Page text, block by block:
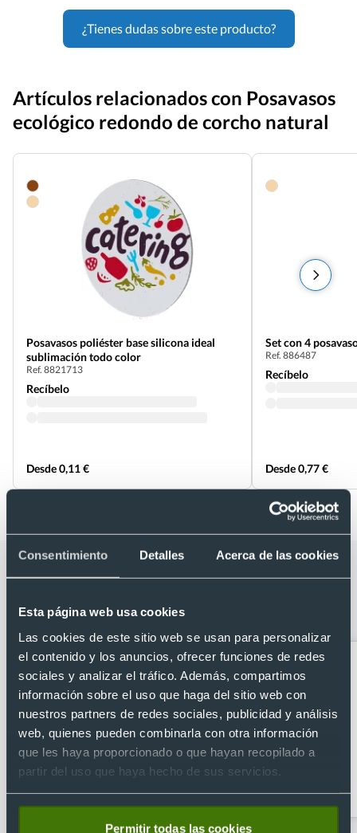
Consentimiento Detalles Acerca de las cookies
Esta página web usa cookies
Las cookies de este sitio web se usan para personalizar
el contenido y los anuncios, ofrecer funciones de redes
sociales y analizar el tráfico. Además, compartimos
información sobre el uso que haga del sitio web con
nuestros partners de redes sociales, publicidad y análisis
web, quienes pueden combinarla con otra información
que les haya proporcionado o que hayan recopilado a
partir del uso que haya hecho de sus servicios.
Permitir todas las cookies
¿Tienes dudas sobre este producto?
Artículos relacionados con Posavasos
ecológico redondo de corcho natural
Posavasos poliéster base silicona ideal
sublimación todo color
Ref. 8821713
Recíbelo
Desde 0,11 €
Set con 4
Ref. 886487
Recíbelo
Desde 0,77 €
Categorías relacionadas con
corcho natural
Abridores
personalizados
Artículos para la cocina